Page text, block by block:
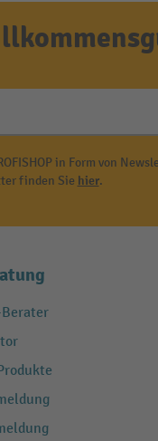
in Form von
finden Sie hier.